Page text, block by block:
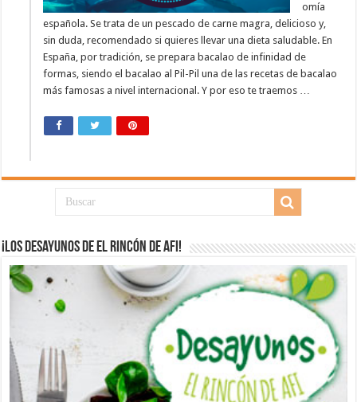
omía
española. Se trata de un pescado de carne magra, delicioso y,
sin duda, recomendado si quieres llevar una dieta saludable. En
España, por tradición, se prepara bacalao de infinidad de
formas, siendo el bacalao al Pil-Pil una de las recetas de bacalao
más famosas a nivel internacional. Y por eso te traemos …
¡Los desayunos de El Rincón de Afi!